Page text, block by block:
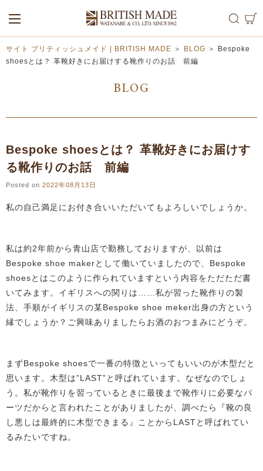
ALL MEN
WOMEN
サイト ブリティッシュメイド | BRITISH MADE ＞ BLOG ＞ Bespoke
shoesとは？ 革靴好きにお届けする靴作りのお話 前編
BLOG
Bespoke shoesとは？ 革靴好きにお届けす
る靴作りのお話 前編
Posted on 2022年08月13日
私の自己満足にお付き合いいただいてもよろしいでしょうか。
私は約2年前から青山店で勤務しておりますが、以前は
Bespoke shoe makerとして働いていましたので、Bespoke
shoesとはこのように作られていますという内容をただただ書
いてみます。イギリスへの関りは……私が習った靴作りの製
法、手順がイギリスの某Bespoke shoe meker出身の方という
縁でしょうか？ご興味ありましたらお酒のおつまみにどうぞ。
まずBespoke shoesで一番の特徴といってもいいのが木型だと
思います。木型は”LAST”と呼ばれています。なぜなのでしょ
う。私が靴作りを習っているときに最後まで靴作りに必要なパ
ーツだからと言われたことがありましたが、調べたら『靴の良
し悪しは最終的に木型できまる』ことからLASTと呼ばれてい
るみたいですね。